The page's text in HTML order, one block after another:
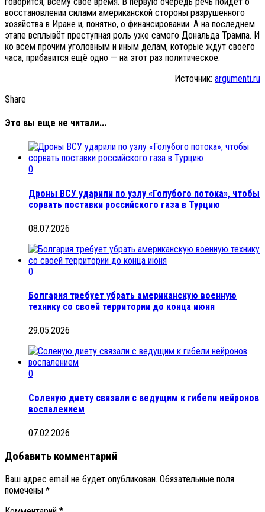
восстановлении силами американской стороны разрушенного
хозяйства в Иране и, понятно, о финансировании. А на последнем
этапе всплывёт преступная роль уже самого Дональда Трампа. И
ко всем прочим уголовным и иным делам, которые ждут своего
часа, прибавится ещё одно — на этот раз политическое.
Источник: argumenti.ru
Share
Это вы еще не читали...
0
Дроны ВСУ ударили по узлу «Голубого потока», чтобы
сорвать поставки российского газа в Турцию
08.07.2026
0
Болгария требует убрать американскую военную
технику со своей территории до конца июня
29.05.2026
0
Соленую диету связали с ведущим к гибели нейронов
воспалением
07.02.2026
Добавить комментарий
Ваш адрес email не будет опубликован. Обязательные поля
помечены *